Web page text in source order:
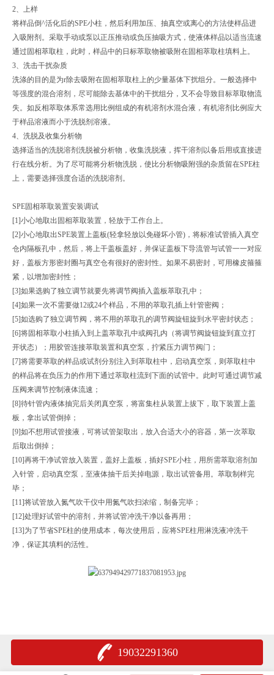
2、上样
将样品倒^活化后的SPE小柱，然后利用加压、抽真空或离心的方法使样品进
入吸附剂。采取手动或泵以正压推动或负压抽吸方式，使液体样品以适当流速
通过固相萃取柱，此时，样品中的日标萃取物被吸附在固相萃取柱填料上。
3、洗击干扰杂质
洗涤的目的是为r除去吸附在固相萃取柱上的少量基体下扰组分。一般选择中
等强度的混合溶剂，尽可能除去基体中的干扰组分，又不会导致目标萃取物流
失。如反相萃取体系常选用比例组成的有机溶剂水混合液，有机溶剂比例应大
于样品溶液而小于洗脱剂溶液。
4、洗脱及收集分析物
选择适当的洗脱溶剂洗脱被分析物，收集洗脱液，挥干溶剂以备后用或直接进
行在线分析。为了尽可能将分析物洗脱，使比分析物吸附强的杂质留在SPE柱
上，需要选择强度合适的洗脱溶剂。
SPE固相萃取装置安装调试
[1]小心地取出固相萃取装置，轻放于工作台上。
[2]小心地取出SPE装置上盖板(轻拿轻放以免碰坏小管)，将标准试管插入真空
仓内隔板孔中，然后，将上干盖板盖好，并保证盖板下导流管与试管一一对应
好，盖板方形密封圈与真空仓有很好的密封性。如果不易密封，可用橡皮箍箍
紧，以增加密封性；
[3]如果选购了独立调节就要先将调节阀插入盖板萃取孔中；
[4]如果一次不需要做12或24个样品，不用的萃取孔插上针管密阀；
[5]如选购了独立调节阀，将不用的萃取孔的调节阀旋钮旋到水平密封状态；
[6]将固相萃取小柱插入到上盖萃取孔中或阀孔内（将调节阀旋钮旋到直立打
开状态）；用胶管连接萃取装置和真空泵，拧紧压力调节阀门；
[7]将需要萃取的样品或试剂分别注入到萃取柱中，启动真空泵，则萃取柱中
的样品将在负压力的作用下通过萃取柱流到下面的试管中。此时可通过调节减
压阀来调节控制液体流速；
[8]待针管内液体抽完后关闭真空泵，将富集柱从装置上拔下，取下装置上盖
板，拿出试管倒掉；
[9]如不想用试管接液，可将试管架取出，放入合适大小的容器，第一次萃取
后取出倒掉；
[10]再将干净试管放入装置，盖好上盖板，插好SPE小柱，用所需萃取溶剂加
入针管，启动真空泵，至液体抽干后关掉电源，取出试管备用。萃取制样完
毕；
[11]将试管放入氮气吹干仪中用氮气吹扫浓缩，制备完毕；
[12]处理好试管中的溶剂，并将试管冲洗干净以备再用；
[13]为了节省SPE柱的使用成本，每次使用后，应将SPE柱用淋洗液冲洗干
净，保证其填料的活性。
19032291360